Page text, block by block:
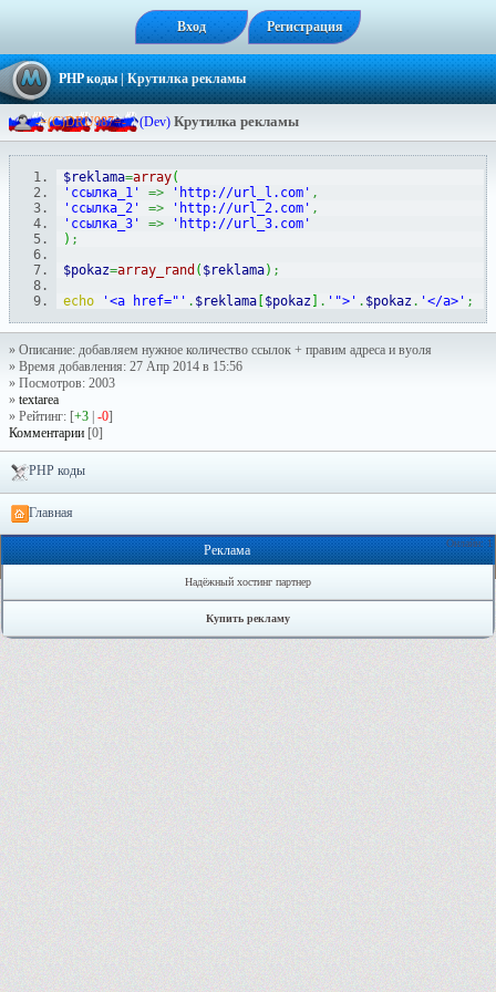
Вход Регистрация
PHP коды| Крутилка рекламы
-=(C)DRU987=- (Dev) Крутилка рекламы
$reklama=array(
'ссылка_1'
=> 'http://url_l.com' ,
'ссылка_2'
=> 'http://url_2.com' ,
'ссылка_3'
=>
'http://url_3.com'
) ;
$pokaz=array_rand ( $reklama) ;
echo
'<a href="' . $reklama $pokaz . '">' . $pokaz . '</a>' ;
» Описание: добавляем нужное количество ссылок + правим адреса и вуоля
» Время добавления: 27 Апр 2014 в 15:56
» Посмотров: 2003
» textarea
» Рейтинг: [+3 -0]
Комментарии [0]
PHP коды
Главная
Онлайн: 1
Реклама
Надёжный хостинг партнер
Купить рекламу